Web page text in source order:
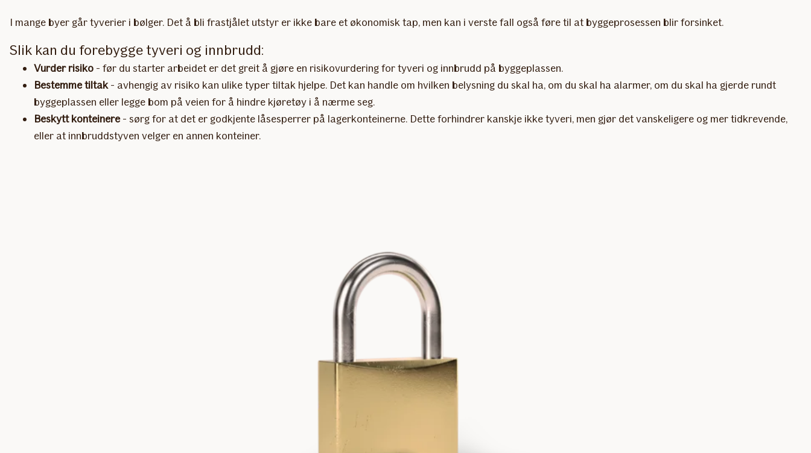
I mange byer går tyverier i bølger. Det å bli frastjålet utstyr er ikke bare et økonomisk tap, men kan i verste fall også føre til at byggeprosessen blir forsinket.
Slik kan du forebygge tyveri og innbrudd:
Vurder risiko - før du starter arbeidet er det greit å gjøre en risikovurdering for tyveri og innbrudd på byggeplassen.
Bestemme tiltak- avhengig av risiko kan ulike typer tiltak hjelpe. Det kan handle om hvilken belysning du skal ha, om du skal ha alarmer, om du skal ha gjerde rundt
byggeplassen eller legge bom på veien for å hindre kjøretøy i å nærme seg.
Beskytt konteinere- sørg for at det er godkjente låsesperrer på lagerkonteinerne. Dette forhindrer kanskje ikke tyveri, men gjør det vanskeligere og mer tidkrevende,
eller at innbruddstyven velger en annen konteiner.